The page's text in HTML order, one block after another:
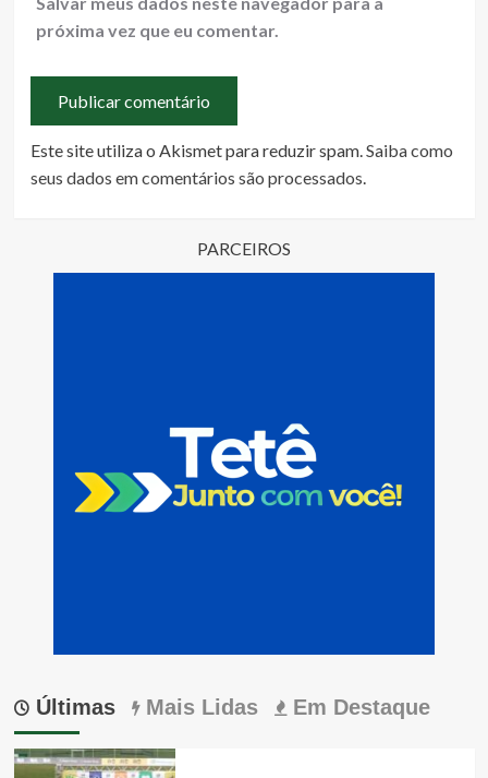
próxima vez que eu comentar.
Este site utiliza o Akismet para reduzir spam.Saiba como
seus dados em comentários são processados.
PARCEIROS
Últimas Mais Lidas Em Destaque